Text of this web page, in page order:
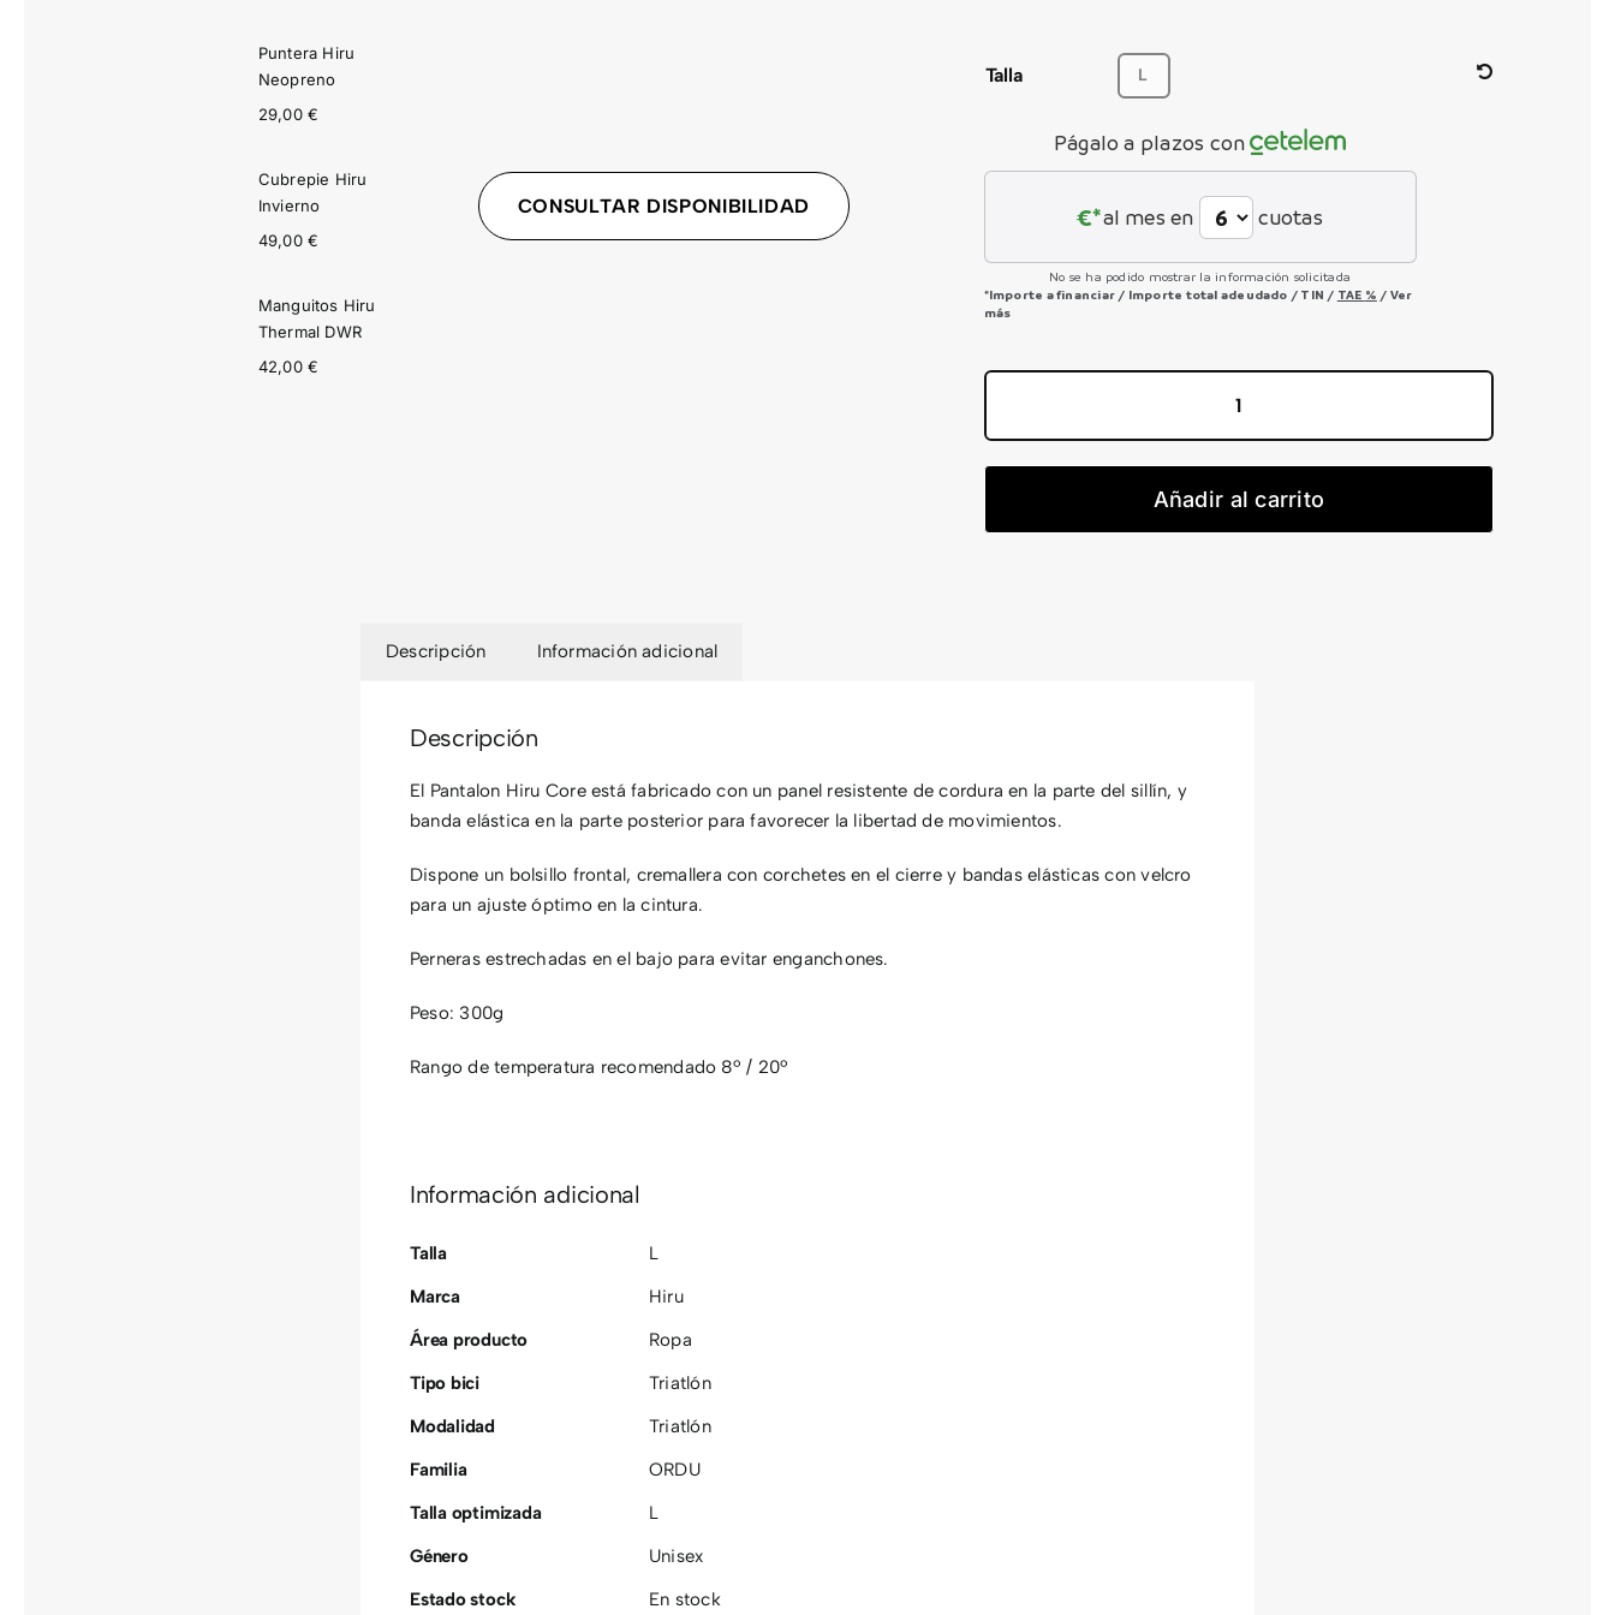
Puntera Hiru
Neopreno
29,00 €
Cubrepie Hiru
Invierno
49,00 €
Manguitos Hiru
Thermal DWR
42,00 €
CONSULTAR DISPONIBILIDAD
109,00 €.
90,00 €.
Talla L
Págalo a plazos con
€*al mes en cuotas
No se ha podido mostrar la información solicitada
*Importe a financiar / Importe total adeudado / TIN / TAE % / Ver
más
Core
Añadir al carrito
Descripción Información adicional
Descripción
El Pantalon Hiru Core está fabricado con un panel resistente de cordura en la parte del sillín, y
banda elástica en la parte posterior para favorecer la libertad de movimientos.
Dispone un bolsillo frontal, cremallera con corchetes en el cierre y bandas elásticas con velcro
para un ajuste óptimo en la cintura.
Perneras estrechadas en el bajo para evitar enganchones.
Peso: 300g
Rango de temperatura recomendado 8º / 20º
Información adicional
Talla
L
Marca
Hiru
Área producto
Ropa
Tipo bici
Triatlón
Modalidad
Triatlón
Familia
ORDU
Talla optimizada
L
Género
Unisex
Estado stock
En stock